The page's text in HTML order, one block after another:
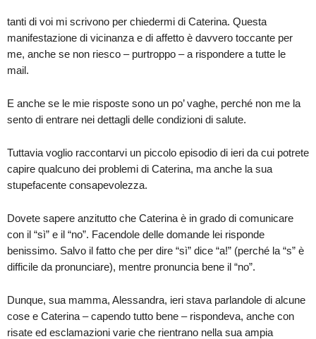
tanti di voi mi scrivono per chiedermi di Caterina. Questa
manifestazione di vicinanza e di affetto è davvero toccante per
me, anche se non riesco – purtroppo – a rispondere a tutte le
mail.
E anche se le mie risposte sono un po’ vaghe, perché non me la
sento di entrare nei dettagli delle condizioni di salute.
Tuttavia voglio raccontarvi un piccolo episodio di ieri da cui potrete
capire qualcuno dei problemi di Caterina, ma anche la sua
stupefacente consapevolezza.
Dovete sapere anzitutto che Caterina è in grado di comunicare
con il “sì” e il “no”. Facendole delle domande lei risponde
benissimo. Salvo il fatto che per dire “sì” dice “a!” (perché la “s” è
difficile da pronunciare), mentre pronuncia bene il “no”.
Dunque, sua mamma, Alessandra, ieri stava parlandole di alcune
cose e Caterina – capendo tutto bene – rispondeva, anche con
risate ed esclamazioni varie che rientrano nella sua ampia